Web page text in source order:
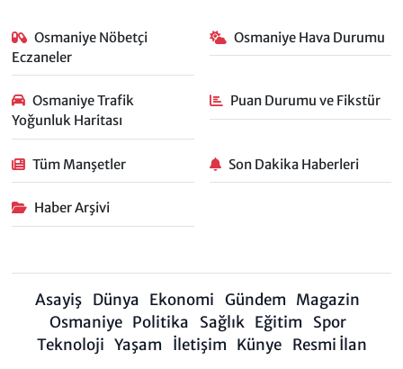
Osmaniye Nöbetçi
Eczaneler
Osmaniye Hava Durumu
Osmaniye Trafik
Yoğunluk Haritası
Puan Durumu ve Fikstür
Tüm Manşetler Son Dakika Haberleri
Haber Arşivi
Asayiş Dünya Ekonomi Gündem Magazin
Osmaniye Politika Sağlık Eğitim
Spor
Teknoloji Yaşam İletişim Künye Resmi İlan